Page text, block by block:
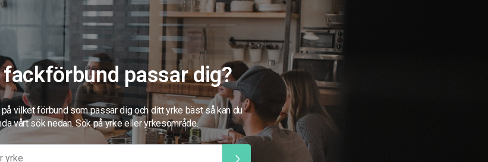
passar dig?
vilket förbund som passar dig och ditt yrke bäst så kan du
vårt sök nedan. Sök på yrke eller yrkesområde.